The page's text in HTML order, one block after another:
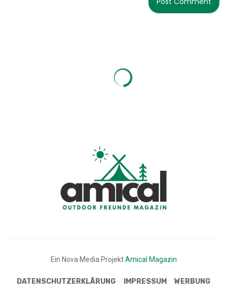
Ein Nova Media ProjektAmical Magazin
DATENSCHUTZERKLÄRUNG IMPRESSUM WERBUNG